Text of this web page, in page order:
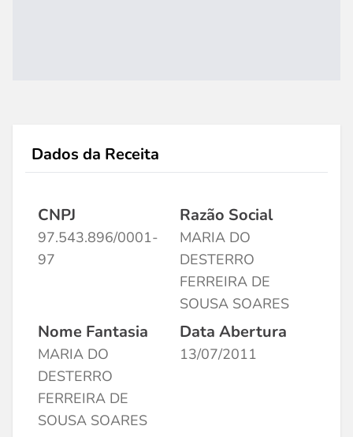
Dados da Receita
CNPJ
97.543.896/0001-
97
Razão Social
MARIA DO
DESTERRO
FERREIRA DE
SOUSA SOARES
Nome Fantasia
MARIA DO
DESTERRO
FERREIRA DE
SOUSA SOARES
Data Abertura
13/07/2011